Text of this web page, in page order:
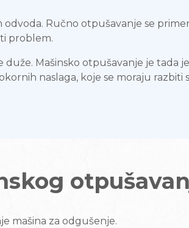
Ručno otpušavanje se
problem.
Mašinsko otpušavanje je tada
naslaga, koje se moraju razbiti
mašina za odgušenje.